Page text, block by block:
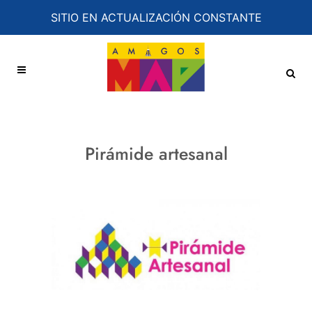
SITIO EN ACTUALIZACIÓN CONSTANTE
Pirámide artesanal